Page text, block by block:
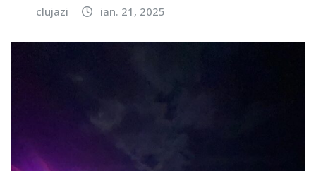
clujazi ian. 21, 2025